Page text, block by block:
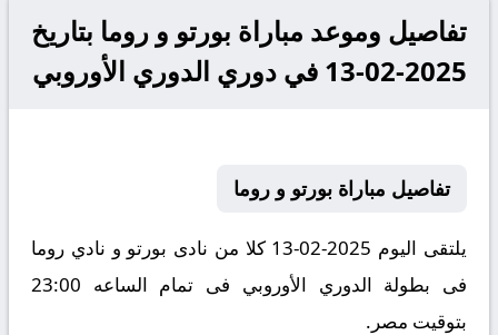
تفاصيل وموعد مباراة بورتو و روما بتاريخ
2025-02-13 في دوري الدوري الأوروبي
تفاصيل مباراة بورتو و روما
يلتقى اليوم 2025-02-13 كلا من نادى بورتو و نادي روما
فى بطولة الدوري الأوروبي فى تمام الساعه 23:00
بتوقيت مصر.